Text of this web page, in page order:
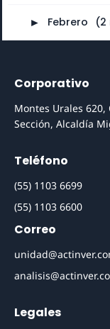
► Febrero (2
Corporativo
Montes Urales 620,
Sección, Alcaldía
Teléfono
(55) 1103 6699
(55) 1103 6600
Correo
Legales